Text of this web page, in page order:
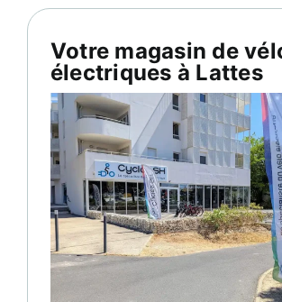
Services
Location
Actus
Contact
Votre magasin de
électriques à Lattes